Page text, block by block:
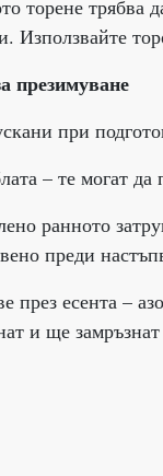
торене трябва
Използвайте
презимуване
при
– те могат
ранното
преди
през есента –
и ще